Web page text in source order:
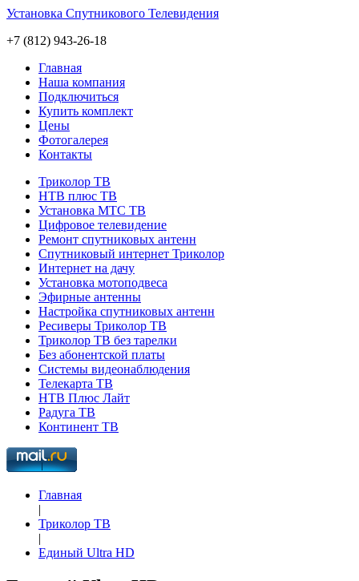
Установка Спутникового Телевидения
+7 (812) 943-26-18
Главная
Наша компания
Подключиться
Купить комплект
Цены
Фотогалерея
Контакты
Триколор ТВ
НТВ плюс ТВ
Установка МТС ТВ
Цифровое телевидение
Ремонт спутниковых антенн
Cпутниковый интернет Триколор
Интернет на дачу
Установка мотоподвеса
Эфирные антенны
Настройка спутниковых антенн
Ресиверы Триколор ТВ
Триколор ТВ без тарелки
Без абонентской платы
Системы видеонаблюдения
Телекарта ТВ
НТВ Плюс Лайт
Радуга ТВ
Континент ТВ
Главная
|
Триколор ТВ
|
Единый Ultra HD